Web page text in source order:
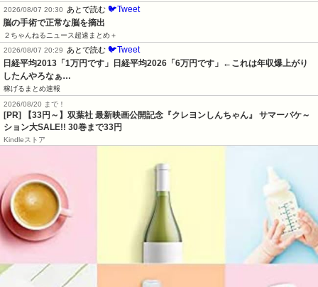
2026/08/07 20:30
あとで読む 🐦Tweet
脳の手術で正常な脳を摘出
２ちゃんねるニュース超速まとめ＋
2026/08/07 20:29
あとで読む 🐦Tweet
日経平均2013「1万円です」日経平均2026「6万円です」←これは年収爆上がり
したんやろなぁ…
稼げるまとめ速報
2026/08/20 まで！
[PR]
【33円～】双葉社 最新映画公開記念『クレヨンしんちゃん』 サマーバケ～
ション大SALE!! 30巻まで33円
Kindleストア